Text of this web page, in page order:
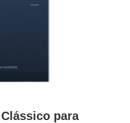
para